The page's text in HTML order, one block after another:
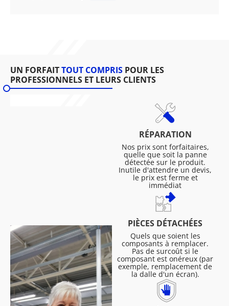
UN FORFAITTOUT COMPRIS POUR LES
PROFESSIONNELS ET LEURS CLIENTS
RÉPARATION
Nos prix sont forfaitaires,
quelle que soit la panne
détectée sur le produit.
Inutile d'attendre un devis,
le prix est ferme et
immédiat
PIÈCES DÉTACHÉES
Quels que soient les
composants à remplacer.
Pas de surcoût si le
composant est onéreux (par
exemple, remplacement de
la dalle d'un écran).